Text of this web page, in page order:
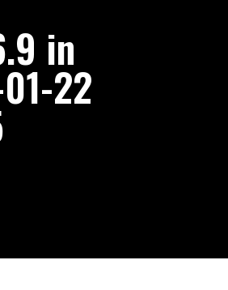
in
22